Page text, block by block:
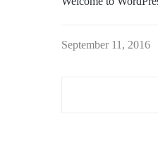
September 11, 2016